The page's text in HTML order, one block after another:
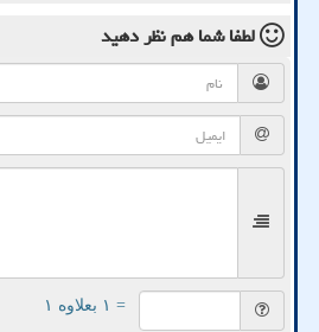
لطفا شما همنظر دهید
= ۱ بعلاوه ۱